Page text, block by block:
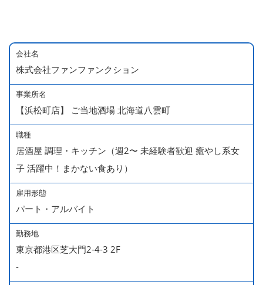
会社名
株式会社ファンファンクション
事業所名
【浜松町店】 ご当地酒場 北海道八雲町
職種
居酒屋 調理・キッチン（週2〜 未経験者歓迎 癒やし系女
子 活躍中！まかない食あり）
雇用形態
パート・アルバイト
勤務地
東京都港区芝大門2-4-3 2F
-